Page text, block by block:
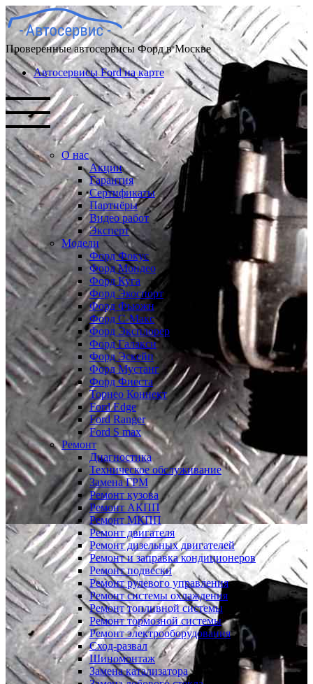
Проверенные автосервисы Форд в Москве
Автосервисы Ford на карте
О нас
Акции
Гарантия
Сертификаты
Партнёры
Видео работ
Эксперт
Модели
Форд Фокус
Форд Мондео
Форд Куга
Форд Экоспорт
Форд Фьюжн
Форд С-Макс
Форд Эксплорер
Форд Галакси
Форд Эскейп
Форд Мустанг
Форд Фиеста
Торнео Коннект
Ford Edge
Ford Ranger
Ford S max
Ремонт
Диагностика
Техническое обслуживание
Замена ГРМ
Ремонт кузова
Ремонт АКПП
Ремонт МКПП
Ремонт двигателя
Ремонт дизельных двигателей
Ремонт и заправка кондиционеров
Ремонт подвески
Ремонт рулевого управления
Ремонт системы охлаждения
Ремонт топливной системы
Ремонт тормозной системы
Ремонт электрооборудования
Сход-развал
Шиномонтаж
Замена катализатора